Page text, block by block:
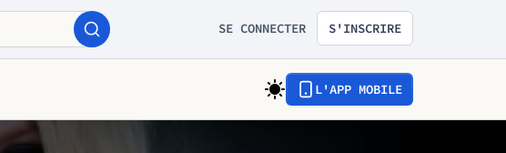
SE CONNECTER S'INSCRIRE
L'APP MOBILE